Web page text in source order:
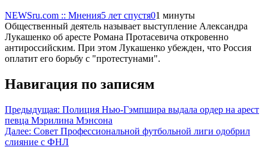
NEWSru.com :: Мнения5 лет спустя01 минуты
Общественный деятель называет выступление Александра
Лукашенко об аресте Романа Протасевича откровенно
антироссийским. При этом Лукашенко убежден, что Россия
оплатит его борьбу с "протестунами".
Навигация по записям
Предыдущая: Полиция Нью-Гэмпшира выдала ордер на арест
певца Мэрилина Мэнсона
Далее: Совет Профессиональной футбольной лиги одобрил
слияние с ФНЛ